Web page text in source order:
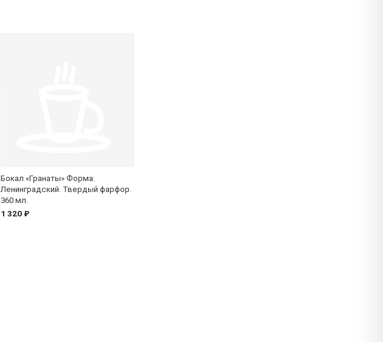
Бокал «Гранаты» Форма:
Ленинградский. Твердый фарфор.
360 мл.
1 320 ₽